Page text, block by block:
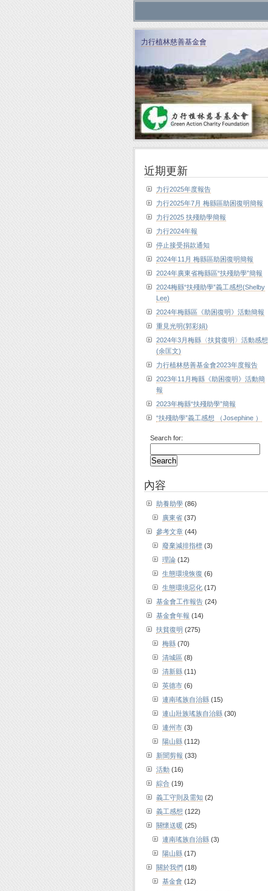
力行植林慈善基金會
近期更新
力行2025年度報告
力行2025年7月 梅縣區助困復明簡報
力行2025 扶殘助學簡報
力行2024年報
停止接受捐款通知
2024年11月 梅縣區助困復明簡報
2024年廣東省梅縣區“扶殘助學”簡報
2024梅縣“扶殘助學”義工感想(Shelby
Lee)
2024年梅縣區《助困復明》活動簡報
重見光明(郭彩娟)
2024年3月梅縣〈扶貧復明〉活動感想
(余匡文)
力行植林慈善基金會2023年度報告
2023年11月梅縣《助困復明》活動簡
報
2023年梅縣“扶殘助學”簡報
“扶殘助學”義工感想 （Josephine ）
Search for:
內容
助養助學 (86)
廣東省 (37)
參考文章 (44)
廢棄減排指標 (3)
理論 (12)
生態環境恢復 (6)
生態環境惡化 (17)
基金會工作報告 (24)
基金會年報 (14)
扶貧復明 (275)
梅縣 (70)
清城區 (8)
清新縣 (11)
英德市 (6)
連南瑤族自治縣 (15)
連山壯族瑤族自治縣 (30)
連州市 (3)
陽山縣 (112)
新聞剪報 (33)
活動 (16)
綜合 (19)
義工守則及需知 (2)
義工感想 (122)
關懷送暖 (25)
連南瑤族自治縣 (3)
陽山縣 (17)
關於我們 (18)
基金會 (12)